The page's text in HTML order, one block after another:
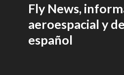
Fly News,
aeroespacial y
español